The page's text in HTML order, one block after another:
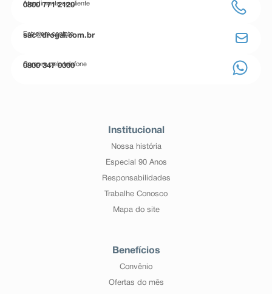
Atendimento ao cliente
0800 771 2120
Entre em contato
sac@drogal.com.br
Compre pelo telefone
0800 347 0000
Institucional
Nossa história
Especial 90 Anos
Responsabilidades
Trabalhe Conosco
Mapa do site
Benefícios
Convênio
Ofertas do mês